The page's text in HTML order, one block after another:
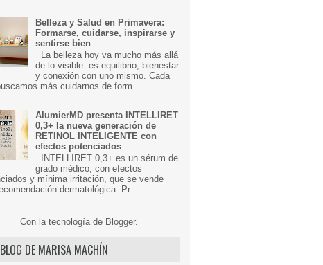
Belleza y Salud en Primavera:
Formarse, cuidarse, inspirarse y
sentirse bien
La belleza hoy va mucho más allá
de lo visible: es equilibrio, bienestar
y conexión con uno mismo. Cada
más cuidarnos de form...
AlumierMD presenta INTELLIRET
0,3+ la nueva generación de
RETINOL INTELIGENTE con
efectos potenciados
INTELLIRET 0,3+ es un sérum de
grado médico, con efectos
y mínima irritación, que se vende
dermatológica. Pr...
Con la tecnología de Blogger.
DE MARISA MACHÍN